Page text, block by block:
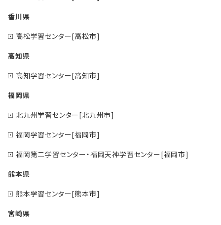
香川県
高松学習センター[高松市]
高知県
高知学習センター[高知市]
福岡県
北九州学習センター[北九州市]
福岡学習センター[福岡市]
福岡第二学習センター・福岡天神学習センター[福岡市]
熊本県
熊本学習センター[熊本市]
宮崎県